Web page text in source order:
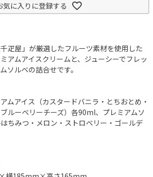
気に入りに登録する
疋屋」が厳選したフルーツ素材を使用した
アムアイスクリームと、ジューシーでフレッ
ソルベの詰合せです。
ムアイス（カスタードバニラ・とちおとめ・
ルーベリーチーズ）各90ml、プレミアムソ
ちみつ・メロン・ストロベリー・ゴールデ